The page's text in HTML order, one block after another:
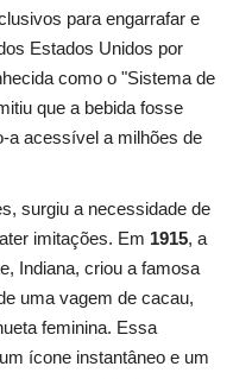
para engarrafar e
Estados Unidos por
como o "Sistema de
que a bebida fosse
a acessível a milhões de
surgiu a necessidade de
imitações. Em 1915, a
Indiana, criou a famosa
uma vagem de cacau,
feminina. Essa
ícone instantâneo e um